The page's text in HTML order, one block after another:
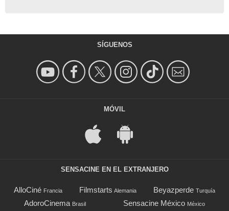
SÍGUENOS
MÓVIL
SENSACINE EN EL EXTRANJERO
AlloCiné Francia Filmstarts Alemania Beyazperde Turquía
AdoroCinema Brasil Sensacine México México